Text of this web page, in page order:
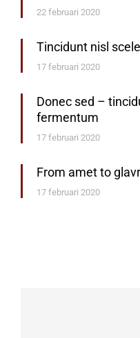
22 februari 2020
Tincidunt nisl
17 februari 2020
Donec sed –
fermentum
17 februari 2020
From amet to
17 februari 2020